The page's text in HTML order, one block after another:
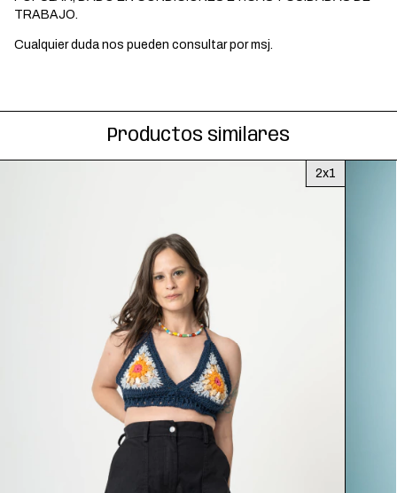
TRABAJO.
Cualquier duda nos pueden consultar por msj.
Productos similares
2x1